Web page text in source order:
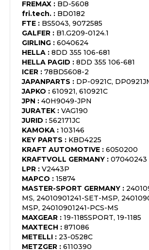
FREMAX : BD-5608
fri.tech. : BD0182
FTE : BS5043, 9072585
GALFER : B1.G209-0124.1
GIRLING : 6040624
HELLA : 8DD 355 106-681
HELLA PAGID : 8DD 355 106-681
ICER : 78BD5608-2
JAPANPARTS : DP-0921C,
JAPKO : 610921, 610921C
JPN : 40H9049-JPN
JURATEK : VAG190
JURID : 562171JC
KAMOKA : 103146
KEY PARTS : KBD4225
KRAFT AUTOMOTIVE : 6050200
KRAFTVOLL GERMANY : 07040243
LPR : V2443P
MAPCO : 15874
MASTER-SPORT GERMANY :
MS, 24010901241-SET-MSP,
MSP, 24010901241-PCS-MS
MAXGEAR : 19-1185SPORT, 19-1185
MAXTECH : 871086
METELLI : 23-0528C
METZGER : 6110390